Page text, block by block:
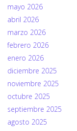
mayo 2026
abril 2026
marzo 2026
febrero 2026
enero 2026
diciembre 2025
noviembre 2025
octubre 2025
septiembre 2025
agosto 2025